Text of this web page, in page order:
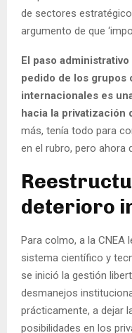
de sectores
argumento de que
El paso
pedido de los grupos
internacionales es
hacia la privatización
más, tenía todo para
en el rubro, pero ahora
deterioro
Para colmo, a la CNEA
sistema científico y
se inició la gestión
desmanejos
prácticamente, a dejar
posibilidades en los